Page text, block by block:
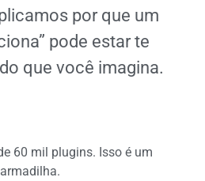
por que um
pode estar te
que você imagina.
60 mil plugins. Isso é um